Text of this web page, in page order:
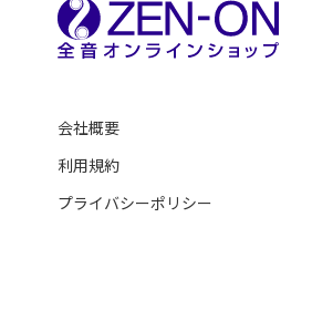
会社概要
利用規約
プライバシーポリシー